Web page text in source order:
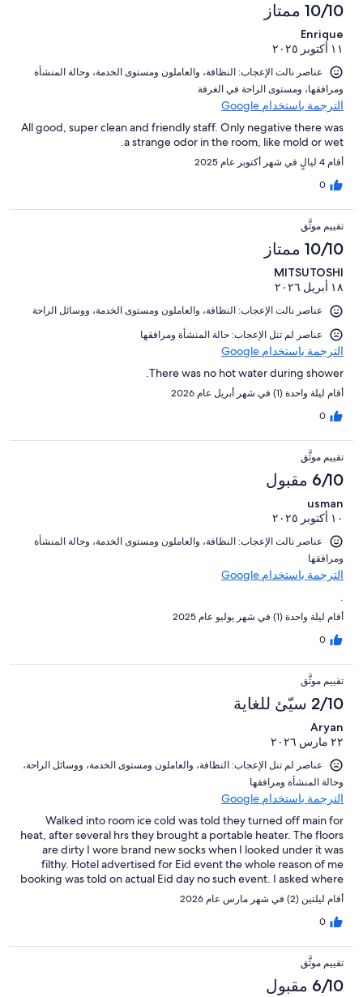
10/10 ممتاز
Enrique
١١ أكتوبر ٢٠٢٥
عناصر نالت الإعجاب: ⁦النظافة⁩، و⁦العاملون ومستوى الخدمة⁩، و⁦حالة المنشأة
ومرافقها⁩، و⁦مستوى الراحة في الغرفة⁩
الترجمة باستخدام Google
All good, super clean and friendly staff. Only negative there was
a strange odor in the room, like mold or wet.
أقام 4 ليالٍ في شهر أكتوبر عام 2025
0
تقييم موثَّق
10/10 ممتاز
MITSUTOSHI
١٨ أبريل ٢٠٢٦
عناصر نالت الإعجاب: ⁦النظافة⁩، و⁦العاملون ومستوى الخدمة⁩، و⁦وسائل الراحة⁩
عناصر لم تنل الإعجاب: حالة المنشأة ومرافقها
الترجمة باستخدام Google
There was no hot water during shower.
أقام ليلة واحدة (1) في شهر أبريل عام 2026
0
تقييم موثَّق
6/10 مقبول
usman
١٠ أكتوبر ٢٠٢٥
عناصر نالت الإعجاب: ⁦النظافة⁩، و⁦العاملون ومستوى الخدمة⁩، و⁦حالة المنشأة
ومرافقها⁩
الترجمة باستخدام Google
.
أقام ليلة واحدة (1) في شهر يوليو عام 2025
0
تقييم موثَّق
2/10 سيّئ للغاية
Aryan
٢٢ مارس ٢٠٢٦
عناصر لم تنل الإعجاب: ⁦النظافة⁩، و⁦العاملون ومستوى الخدمة⁩، و⁦وسائل الراحة⁩،
و⁦حالة المنشأة ومرافقها⁩
الترجمة باستخدام Google
Walked into room ice cold was told they turned off main for
heat, after several hrs they brought a portable heater. The floors
are dirty I wore brand new socks when I looked under it was
filthy. Hotel advertised for Eid event the whole reason of me
booking was told on actual Eid day no such event. I asked where
the pool was just to be told it’s down for maintenance. I left an
upscale property in dha phase 6 to come to this nightmare! I
would not recommend this place.
أقام ليلتين (2) في شهر مارس عام 2026
0
تقييم موثَّق
6/10 مقبول